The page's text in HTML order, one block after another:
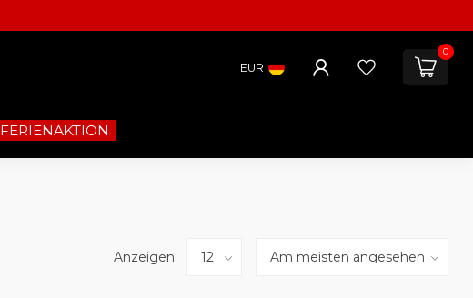
EUR
0
FERIENAKTION
Anzeigen: